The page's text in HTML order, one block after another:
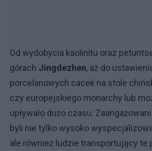
Od wydobycia kaolinitu oraz
górach Jingdezhen, aż do
porcelanowych cacek na stole
czy europejskiego monarchy lub
upływało dużo czasu.
byli nie tylko wysoko
ale również ludzie transportujący te